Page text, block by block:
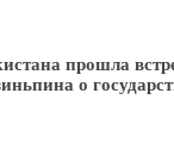
прошла
о